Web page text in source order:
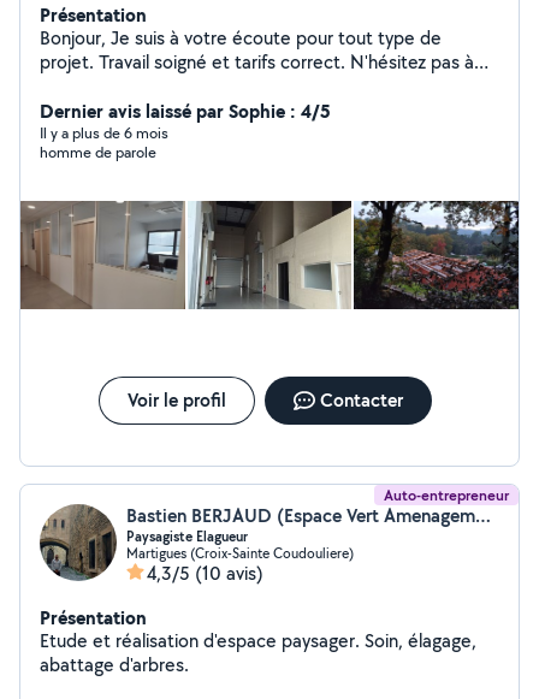
Présentation
Bonjour, Je suis à votre écoute pour tout type de
projet. Travail soigné et tarifs correct. N'hésitez pas à
Dernier avis laissé par Sophie : 4/5
Il y a plus de 6 mois
homme de parole
Voir le profil Contacter
Auto-entrepreneur
Bastien BERJAUD (Espace Vert Amenagement)
Paysagiste Elagueur
Martigues (Croix-Sainte Coudouliere)
4,3/5 (10 avis)
Présentation
Etude et réalisation d'espace paysager. Soin, élagage,
abattage d'arbres.